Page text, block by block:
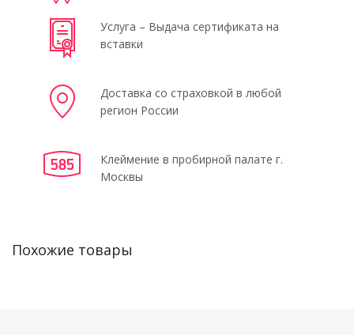
Услуга – Выдача сертификата на
вставки
Доставка со страховкой в любой
регион России
Клеймение в пробирной палате г.
Москвы
Похожие товары